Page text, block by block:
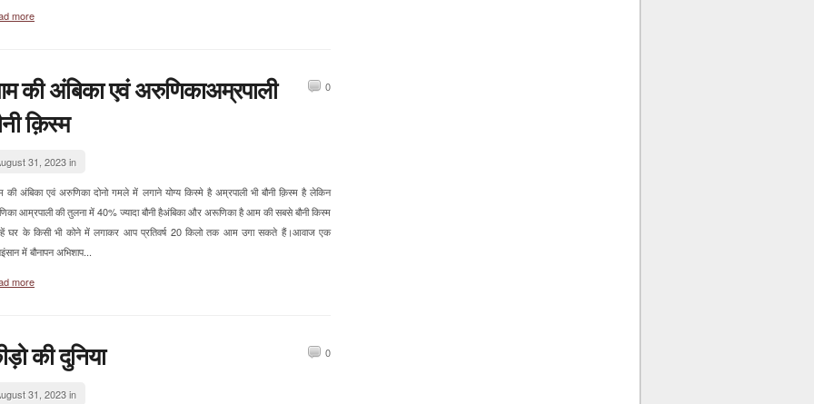
more
की अंबिका एवं अरुणिकाअम्रपाली
क़िस्म
0
31, 2023 in
अंबिका एवं अरुणिका दोनो गमले में लगाने योग्य किस्मे है अम्रपाली भी बौनी क़िस्म है लेकिन
आम्रपाली की तुलना में 40% ज्यादा बौनी हैअंबिका और अरूणिका है आम की सबसे बौनी किस्म
घर के किसी भी कोने में लगाकर आप प्रतिवर्ष 20 किलो तक आम उगा सकते हैं।आवाज एक
में बौनापन अभिशाप...
more
की दुनिया 0
31, 2023 in